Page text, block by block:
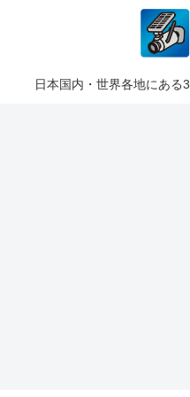
日本国内・世界各地にある